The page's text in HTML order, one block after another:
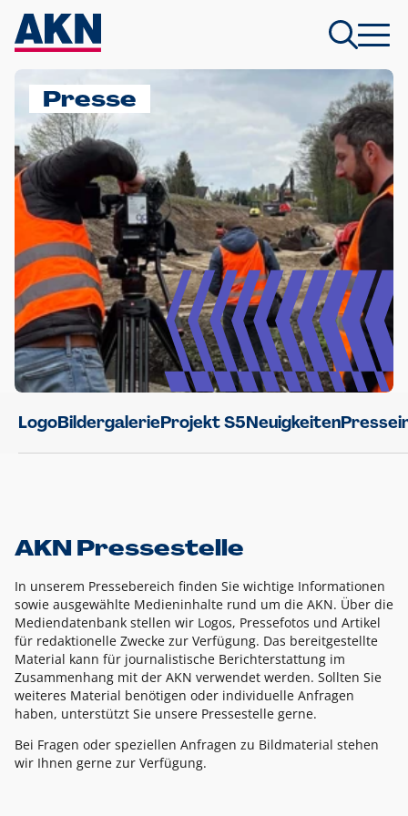
Presse
LogoBildergalerieProjekt S5Neuigkeiten
AKN Pressestelle
In unserem Pressebereich finden Sie wichtige Informationen
sowie ausgewählte Medieninhalte rund um die AKN. Über die
Mediendatenbank stellen wir Logos, Pressefotos und Artikel
für redaktionelle Zwecke zur Verfügung. Das bereitgestellte
Material kann für journalistische Berichterstattung im
Zusammenhang mit der AKN verwendet werden. Sollten Sie
weiteres Material benötigen oder individuelle Anfragen
haben, unterstützt Sie unsere Pressestelle gerne.
Bei Fragen oder speziellen Anfragen zu Bildmaterial stehen
wir Ihnen gerne zur Verfügung.